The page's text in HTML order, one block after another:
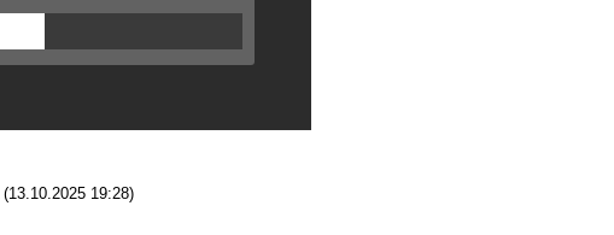
(13.10.2025 19:28)